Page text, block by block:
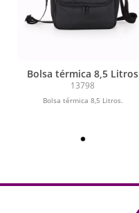
Bolsa térmica 8,5 Litros
13798
Bolsa térmica 8,5 Litros.